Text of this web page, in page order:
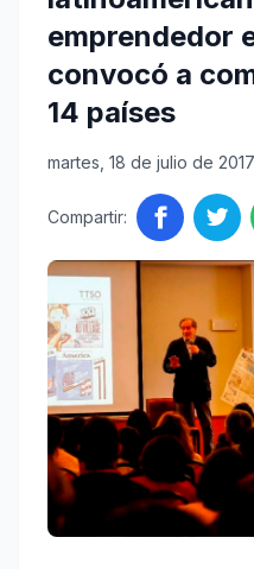
emprendedor
convocó a
14 países
martes, 18 de julio de 2017
Compartir: